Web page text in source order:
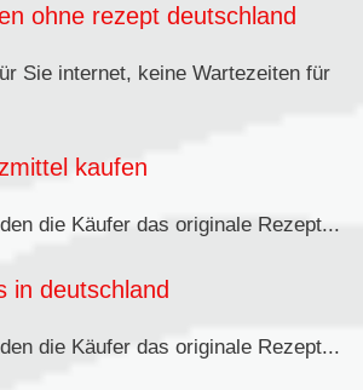
ohne rezept deutschland
Sie internet, keine Wartezeiten für
kaufen
die Käufer das originale Rezept...
in deutschland
die Käufer das originale Rezept...